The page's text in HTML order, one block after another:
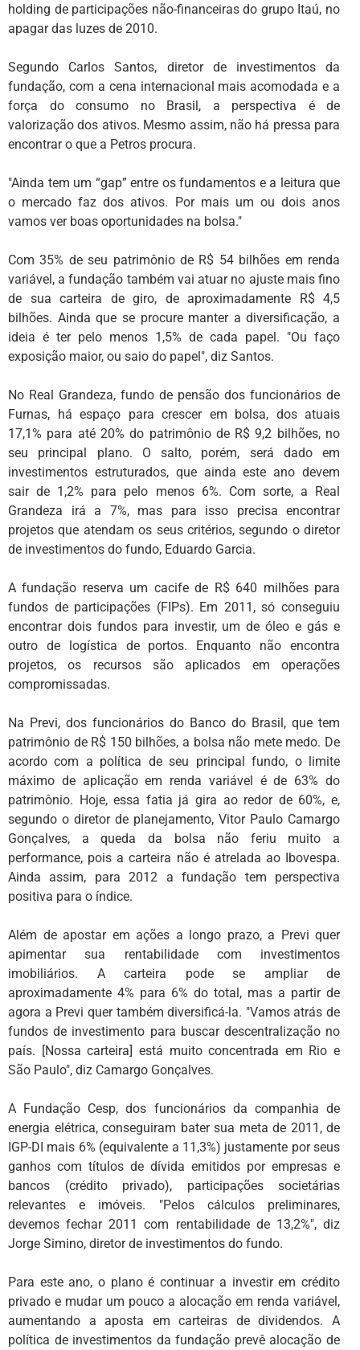
holding de participações não-financeiras do grupo Itaú, no
apagar das luzes de 2010.
Segundo Carlos Santos, diretor de investimentos da
fundação, com a cena internacional mais acomodada e a
força do consumo no Brasil, a perspectiva é de
valorização dos ativos. Mesmo assim, não há pressa para
encontrar o que a Petros procura.
"Ainda tem um “gap” entre os fundamentos e a leitura que
o mercado faz dos ativos. Por mais um ou dois anos
vamos ver boas oportunidades na bolsa."
Com 35% de seu patrimônio de R$ 54 bilhões em renda
variável, a fundação também vai atuar no ajuste mais fino
de sua carteira de giro, de aproximadamente R$ 4,5
bilhões. Ainda que se procure manter a diversificação, a
ideia é ter pelo menos 1,5% de cada papel. "Ou faço
exposição maior, ou saio do papel", diz Santos.
No Real Grandeza, fundo de pensão dos funcionários de
Furnas, há espaço para crescer em bolsa, dos atuais
17,1% para até 20% do patrimônio de R$ 9,2 bilhões, no
seu principal plano. O salto, porém, será dado em
investimentos estruturados, que ainda este ano devem
sair de 1,2% para pelo menos 6%. Com sorte, a Real
Grandeza irá a 7%, mas para isso precisa encontrar
projetos que atendam os seus critérios, segundo o diretor
de investimentos do fundo, Eduardo Garcia.
A fundação reserva um cacife de R$ 640 milhões para
fundos de participações (FIPs). Em 2011, só conseguiu
encontrar dois fundos para investir, um de óleo e gás e
outro de logística de portos. Enquanto não encontra
projetos, os recursos são aplicados em operações
compromissadas.
Na Previ, dos funcionários do Banco do Brasil, que tem
patrimônio de R$ 150 bilhões, a bolsa não mete medo. De
acordo com a política de seu principal fundo, o limite
máximo de aplicação em renda variável é de 63% do
patrimônio. Hoje, essa fatia já gira ao redor de 60%, e,
segundo o diretor de planejamento, Vitor Paulo Camargo
Gonçalves, a queda da bolsa não feriu muito a
performance, pois a carteira não é atrelada ao Ibovespa.
Ainda assim, para 2012 a fundação tem perspectiva
positiva para o índice.
Além de apostar em ações a longo prazo, a Previ quer
apimentar sua rentabilidade com investimentos
imobiliários. A carteira pode se ampliar de
aproximadamente 4% para 6% do total, mas a partir de
agora a Previ quer também diversificá-la. "Vamos atrás de
fundos de investimento para buscar descentralização no
país. [Nossa carteira] está muito concentrada em Rio e
São Paulo", diz Camargo Gonçalves.
A Fundação Cesp, dos funcionários da companhia de
energia elétrica, conseguiram bater sua meta de 2011, de
IGP-DI mais 6% (equivalente a 11,3%) justamente por seus
ganhos com títulos de dívida emitidos por empresas e
bancos (crédito privado), participações societárias
relevantes e imóveis. "Pelos cálculos preliminares,
devemos fechar 2011 com rentabilidade de 13,2%", diz
Jorge Simino, diretor de investimentos do fundo.
Para este ano, o plano é continuar a investir em crédito
privado e mudar um pouco a alocação em renda variável,
aumentando a aposta em carteiras de dividendos. A
política de investimentos da fundação prevê alocação de